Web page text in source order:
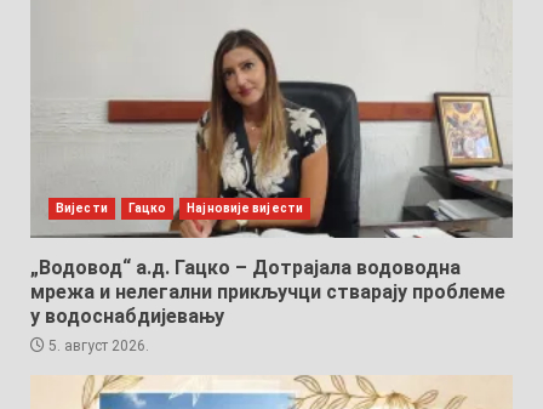
Вијести Гацко Најновије вијести
„Водовод“ а.д. Гацко – Дотрајала водоводна
мрежа и нелегални прикључци стварају проблеме
у водоснабдијевању
5. август 2026.